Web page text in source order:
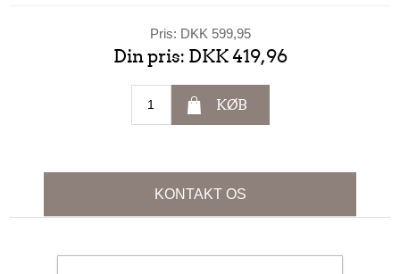
Pris: DKK 599,95
Din pris: DKK 419,96
KØB
KONTAKT OS